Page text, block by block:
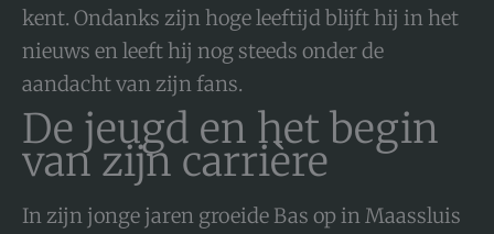
kent. Ondanks zijn hoge leeftijd blijft hij in het
nieuws en leeft hij nog steeds onder de
aandacht van zijn fans.
De jeugd en het begin
van zijn carrière
In zijn jonge jaren groeide Bas op in Maassluis